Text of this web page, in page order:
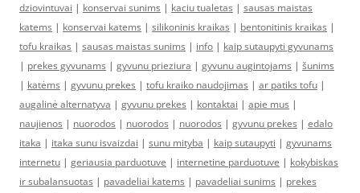
dziovintuvai | konservai sunims | kaciu tualetas | sausas maistas
katems | konservai katems | silikoninis kraikas | bentonitinis kraikas |
tofu kraikas | sausas maistas sunims | info | kaip sutaupyti gyvunams
| prekes gyvunams | gyvunu prieziura | gyvunu augintojams | šunims
| katėms | gyvunu prekes | tofu kraiko naudojimas | ar patiks tofu |
augalinė alternatyva | gyvunu prekes | kontaktai | apie mus |
naujienos | nuorodos | nuorodos | nuorodos | gyvunu prekes | edalo
itaka | itaka sunu isvaizdai | sunu mityba | kaip sutaupyti | gyvunams
internetu | geriausia parduotuve | internetine parduotuve | kokybiskas
ir subalansuotas | pavadeliai katems | pavadeliai sunims | prekes